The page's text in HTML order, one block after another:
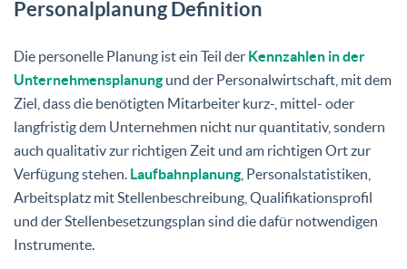
Personalplanung Definition
Die personelle Planung ist ein Teil der Kennzahlen in der
Unternehmensplanungund der Personalwirtschaft, mit dem
Ziel, dass die benötigten Mitarbeiter kurz-, mittel- oder
langfristig dem Unternehmen nicht nur quantitativ, sondern
auch qualitativ zur richtigen Zeit und am richtigen Ort zur
Verfügung stehen. Laufbahnplanung, Personalstatistiken,
Arbeitsplatz mit Stellenbeschreibung, Qualifikationsprofil
und der Stellenbesetzungsplan sind die dafür notwendigen
Instrumente.